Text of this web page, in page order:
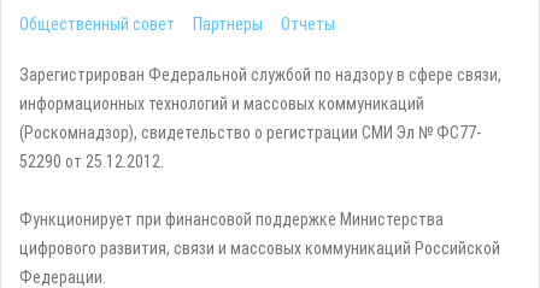
Общественный совет
Партнеры Отчеты
Зарегистрирован Федеральной службой по надзору в сфере связи,
информационных технологий и массовых коммуникаций
(Роскомнадзор), свидетельство о регистрации СМИ Эл № ФС77-
52290 от 25.12.2012.
Функционирует при финансовой поддержке Министерства
цифрового развития, связи и массовых коммуникаций Российской
Федерации.